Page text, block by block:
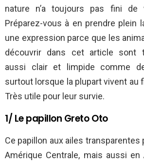
nature n’a toujours pas fini de
Préparez-vous à en prendre plein
une expression parce que les
découvrir dans cet article sont
aussi clair et limpide comme
surtout lorsque la plupart vivent au
Très utile pour leur survie.
1/ Le papillon Greto Oto
Ce papillon aux ailes transparentes
Amérique Centrale, mais aussi en